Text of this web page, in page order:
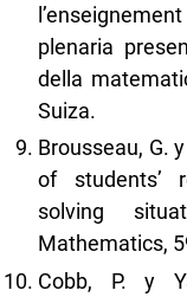
plenaria
della
Suiza.
Brousseau, G.
of students’
solving
Mathematics,
Cobb, P. y